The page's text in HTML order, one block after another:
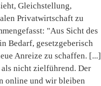
Gleichstellung,
Privatwirtschaft zu
"Aus Sicht des
Bedarf, gesetzgeberisch
Anreize zu schaffen. [...]
nicht zielführend. Der
online und wir bleiben